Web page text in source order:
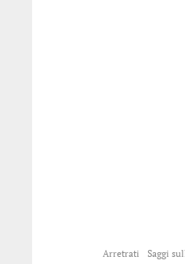
Arretrati Saggi